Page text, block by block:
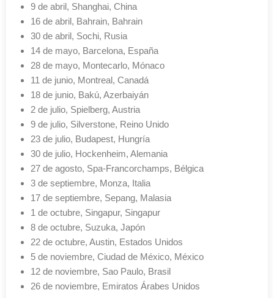
9 de abril, Shanghai, China
16 de abril, Bahrain, Bahrain
30 de abril, Sochi, Rusia
14 de mayo, Barcelona, España
28 de mayo, Montecarlo, Mónaco
11 de junio, Montreal, Canadá
18 de junio, Bakú, Azerbaiyán
2 de julio, Spielberg, Austria
9 de julio, Silverstone, Reino Unido
23 de julio, Budapest, Hungría
30 de julio, Hockenheim, Alemania
27 de agosto, Spa-Francorchamps, Bélgica
3 de septiembre, Monza, Italia
17 de septiembre, Sepang, Malasia
1 de octubre, Singapur, Singapur
8 de octubre, Suzuka, Japón
22 de octubre, Austin, Estados Unidos
5 de noviembre, Ciudad de México, México
12 de noviembre, Sao Paulo, Brasil
26 de noviembre, Emiratos Árabes Unidos